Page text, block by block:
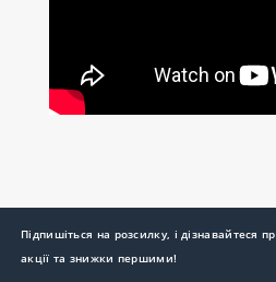
Підпишіться на розсилку, і дізнавайтеся
акції та знижки першими!